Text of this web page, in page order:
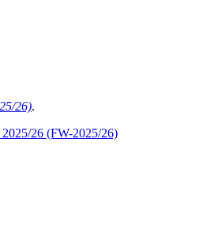
26).
26 (FW-2025/26)